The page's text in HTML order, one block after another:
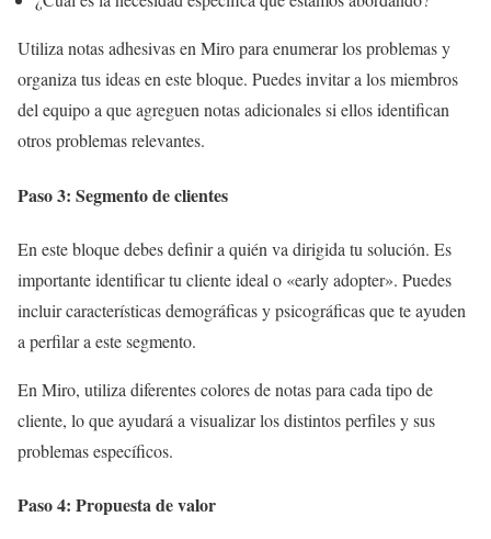
Utiliza notas adhesivas en Miro para enumerar los problemas y
organiza tus ideas en este bloque. Puedes invitar a los miembros
del equipo a que agreguen notas adicionales si ellos identifican
otros problemas relevantes.
Paso 3: Segmento de clientes
En este bloque debes definir a quién va dirigida tu solución. Es
importante identificar tu cliente ideal o «early adopter». Puedes
incluir características demográficas y psicográficas que te ayuden
a perfilar a este segmento.
En Miro, utiliza diferentes colores de notas para cada tipo de
cliente, lo que ayudará a visualizar los distintos perfiles y sus
problemas específicos.
Paso 4: Propuesta de valor